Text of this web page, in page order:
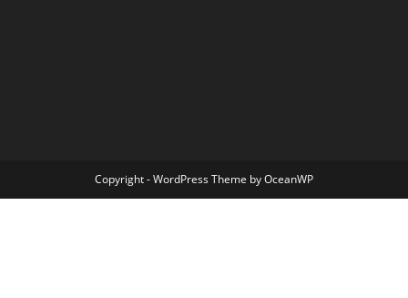
Copyright - WordPress Theme by OceanWP